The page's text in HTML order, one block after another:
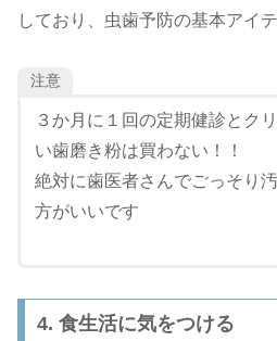
しており、虫歯予防の基本アイ
注意
３か月に１回の定期健診とク
い歯磨き粉は買わない！！
絶対に歯医者さんでごっそり
方がいいです
4. 食生活に気をつける